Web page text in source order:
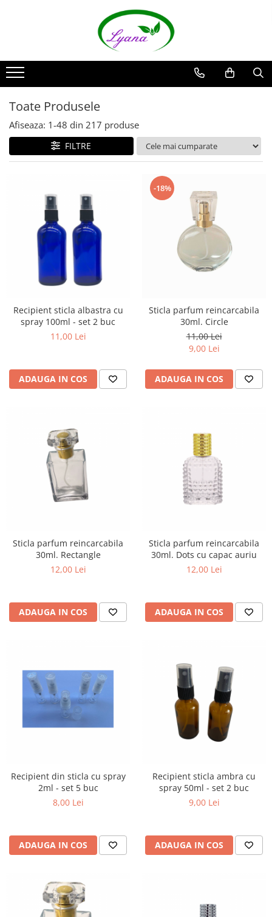
Sticlute rollon si creioane
aromaterapie
Sticlute cu picurator si sticlute cu
Sticlute pentru parfum
pentru lotiuni
Toate Produsele
Afiseaza: 1-48 din 217 produse
FILTRE
Recipient sticla albastra cu
spray 100ml - set 2 buc
11,00 Lei
ADAUGA IN COS
-18%
Sticla parfum reincarcabila
30ml. Circle
11,00 Lei
9,00 Lei
ADAUGA IN COS
Sticla parfum reincarcabila
30ml. Rectangle
12,00 Lei
ADAUGA IN COS
Sticla parfum reincarcabila
30ml. Dots cu capac auriu
12,00 Lei
ADAUGA IN COS
Recipient din sticla cu spray
2ml - set 5 buc
8,00 Lei
ADAUGA IN COS
Recipient sticla ambra cu
spray 50ml - set 2 buc
9,00 Lei
ADAUGA IN COS